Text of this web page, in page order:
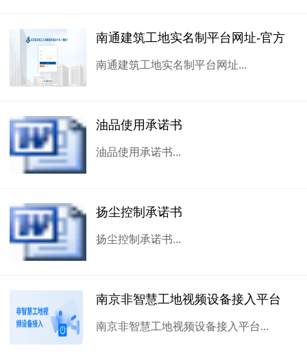
南通建筑工地实名制平台网址-官方
南通建筑工地实名制平台网址...
油品使用承诺书
油品使用承诺书...
扬尘控制承诺书
扬尘控制承诺书...
南京非智慧工地视频设备接入平台
南京非智慧工地视频设备接入平台...